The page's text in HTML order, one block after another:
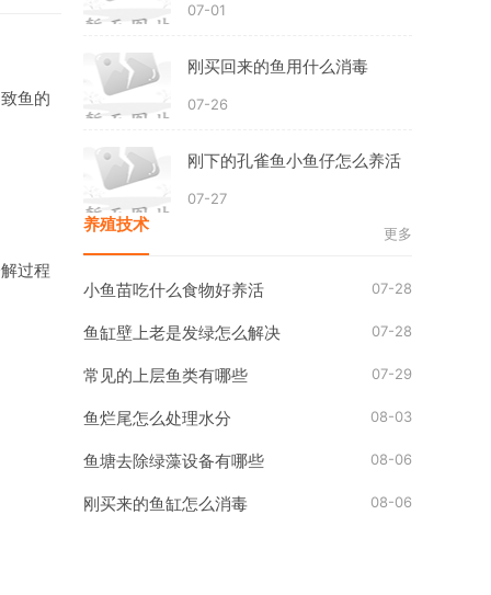
鱼的
过程
07-01
刚买回来的鱼用什么消毒
07-26
刚下的孔雀鱼小鱼仔怎么养活
07-27
养殖技术 更多
小鱼苗吃什么食物好养活 07-28
鱼缸壁上老是发绿怎么解决 07-28
常见的上层鱼类有哪些 07-29
鱼烂尾怎么处理水分 08-03
鱼塘去除绿藻设备有哪些 08-06
刚买来的鱼缸怎么消毒 08-06